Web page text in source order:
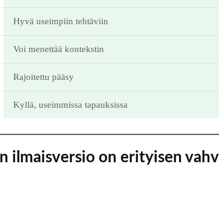
Hyvä useimpiin tehtäviin
Voi menettää kontekstin
Rajoitettu pääsy
Kyllä, useimmissa tapauksissa
ilmaisversio on erityisen